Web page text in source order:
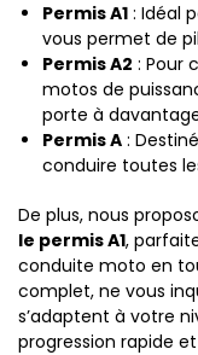
Permis A1 : Idéal
vous permet de
Permis A2 : Pour
motos de
porte à
Permis A :
conduire toutes
De plus, nous
le permis A1,
conduite moto en
complet, ne vous
s’adaptent à votre
progression rapide